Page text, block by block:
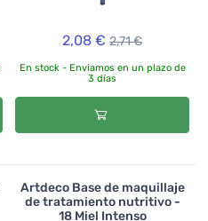
2,08 € 2,71 €
En stock - Enviamos en un plazo de
3 días
Artdeco Base de maquillaje
de tratamiento nutritivo -
18 Miel Intenso